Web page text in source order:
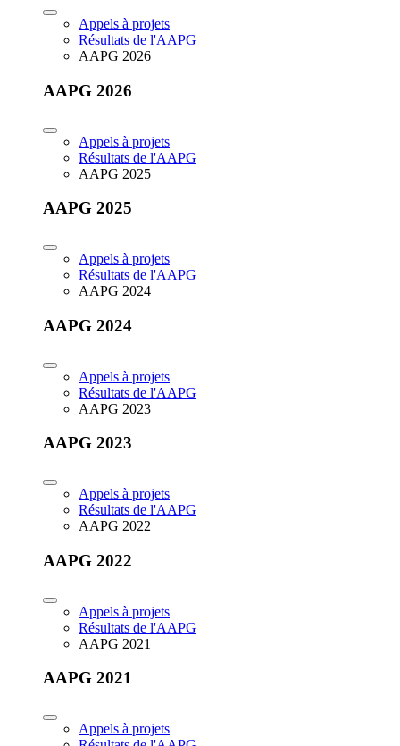
Appels à projets
Résultats de l'AAPG
AAPG 2026
AAPG 2026
Appels à projets
Résultats de l'AAPG
AAPG 2025
AAPG 2025
Appels à projets
Résultats de l'AAPG
AAPG 2024
AAPG 2024
Appels à projets
Résultats de l'AAPG
AAPG 2023
AAPG 2023
Appels à projets
Résultats de l'AAPG
AAPG 2022
AAPG 2022
Appels à projets
Résultats de l'AAPG
AAPG 2021
AAPG 2021
Appels à projets